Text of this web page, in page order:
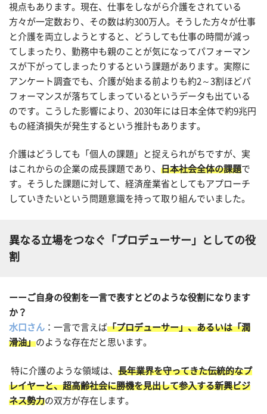
視点もあります。現在、仕事をしながら介護をされている
方々が一定数おり、その数は約300万人。そうした方々が仕事
と介護を両立しようとすると、どうしても仕事の時間が減っ
てしまったり、勤務中も親のことが気になってパフォーマン
スが下がってしまったりするという課題があります。実際に
アンケート調査でも、介護が始まる前よりも約2～3割ほどパ
フォーマンスが落ちてしまっているというデータも出ている
のです。こうした影響により、2030年には日本全体で約9兆円
もの経済損失が発生するという推計もあります。
介護はどうしても「個人の課題」と捉えられがちですが、実
はこれからの企業の成長課題であり、 日本社会全体の課題で
す。そうした課題に対して、経済産業省としてもアプローチ
していきたいという問題意識を持って取り組んでいました。
異なる立場をつなぐ「プロデューサー」としての役
割
ーーご自身の役割を一言で表すとどのような役割になります
か？
水口さん ：一言で言えば「プロデューサー」、あるいは「潤
滑油」のような存在だと思います。
特に介護のような領域は、 長年業界を守ってきた伝統的なプ
レイヤーと、超高齢社会に勝機を見出して参入する新興ビジ
ネス勢力の双方が存在します。